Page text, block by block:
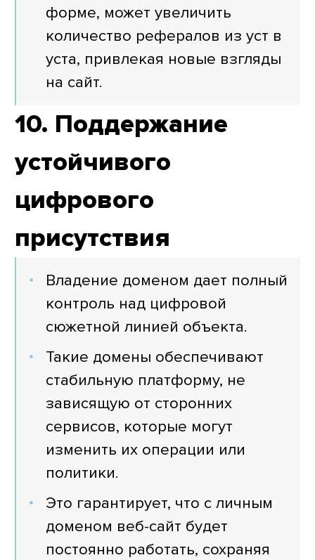
форме, может увеличить
количество рефералов из уст в
уста, привлекая новые взгляды
на сайт.
10. Поддержание
устойчивого
цифрового
присутствия
Владение доменом дает полный
контроль над цифровой
сюжетной линией объекта.
Такие домены обеспечивают
стабильную платформу, не
зависящую от сторонних
сервисов, которые могут
изменить их операции или
политики.
Это гарантирует, что с личным
доменом веб-сайт будет
постоянно работать, сохраняя